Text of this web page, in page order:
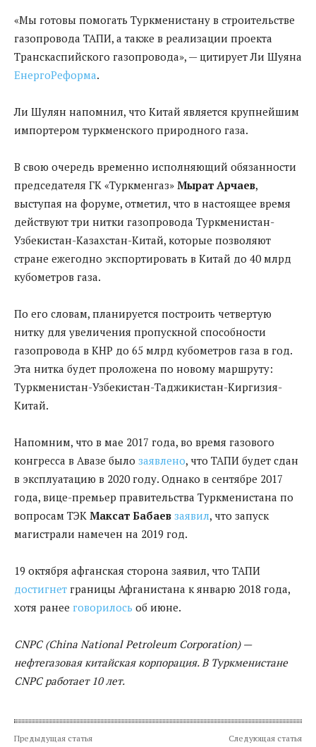
«Мы готовы помогать Туркменистану в строительстве
газопровода ТАПИ, а также в реализации проекта
Транскаспийского газопровода», — цитирует Ли Шуяна
ЕнергоРеформа.
Ли Шулян напомнил, что Китай является крупнейшим
импортером туркменского природного газа.
В свою очередь временно исполняющий обязанности
председателя ГК «Туркменгаз» Мырат Арчаев,
выступая на форуме, отметил, что в настоящее время
действуют три нитки газопровода Туркменистан-
Узбекистан-Казахстан-Китай, которые позволяют
стране ежегодно экспортировать в Китай до 40 млрд
кубометров газа.
По его словам, планируется построить четвертую
нитку для увеличения пропускной способности
газопровода в КНР до 65 млрд кубометров газа в год.
Эта нитка будет проложена по новому маршруту:
Туркменистан-Узбекистан-Таджикистан-Киргизия-
Китай.
Напомним, что в мае 2017 года, во время газового
конгресса в Авазе было заявлено, что ТАПИ будет сдан
в эксплуатацию в 2020 году. Однако в сентябре 2017
года, вице-премьер правительства Туркменистана по
вопросам ТЭК Максат Бабаев заявил, что запуск
магистрали намечен на 2019 год.
19 октября афганская сторона заявил, что ТАПИ
достигнет границы Афганистана к январю 2018 года,
хотя ранее говорилось об июне.
CNPC (China National Petroleum Corporation) —
нефтегазовая китайская корпорация. В Туркменистане
CNPC работает 10 лет.
Предыдущая статья Следующая статья